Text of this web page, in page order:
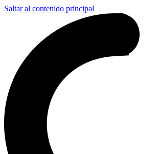
Saltar al contenido principal